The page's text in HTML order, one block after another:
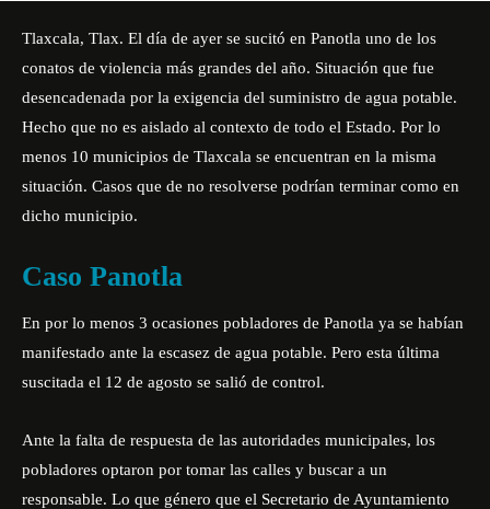
Tlaxcala, Tlax. El día de ayer se sucitó en Panotla uno de los
conatos de violencia más grandes del año. Situación que fue
desencadenada por la exigencia del suministro de agua potable.
Hecho que no es aislado al contexto de todo el Estado. Por lo
menos 10 municipios de Tlaxcala se encuentran en la misma
situación. Casos que de no resolverse podrían terminar como en
dicho municipio.
Caso Panotla
En por lo menos 3 ocasiones pobladores de Panotla ya se habían
manifestado ante la escasez de agua potable. Pero esta última
suscitada el 12 de agosto se salió de control.
Ante la falta de respuesta de las autoridades municipales, los
pobladores optaron por tomar las calles y buscar a un
responsable. Lo que género que el Secretario de Ayuntamiento